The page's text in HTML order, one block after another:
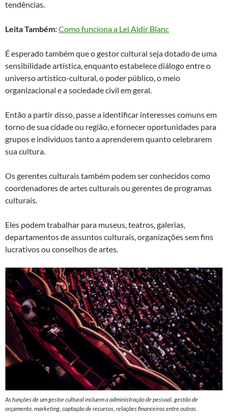
tendências.
Leita Também:Como funciona a Lei Aldir Blanc
É esperado também que o gestor cultural seja dotado de uma
sensibilidade artística, enquanto estabelece diálogo entre o
universo artístico-cultural, o poder público, o meio
organizacional e a sociedade civil em geral.
Então a partir disso, passe a identificar interesses comuns em
torno de sua cidade ou região, e fornecer oportunidades para
grupos e indivíduos tanto a aprenderem quanto celebrarem
sua cultura.
Os gerentes culturais também podem ser conhecidos como
coordenadores de artes culturais ou gerentes de programas
culturais.
Eles podem trabalhar para museus, teatros, galerias,
departamentos de assuntos culturais, organizações sem fins
lucrativos ou conselhos de artes.
As funções de um gestor cultural incluem a administração de pessoal, gestão de
orçamento, marketing, captação de recursos, relações financeiras entre outras.